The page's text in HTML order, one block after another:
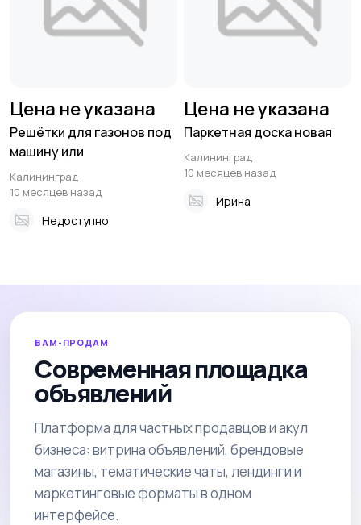
Цена не указана
Решётки для газонов под
машину или
Калининград
10 месяцев назад
Недоступно
Цена не указана
Паркетная доска новая
Калининград
10 месяцев назад
Ирина
ВАМ-ПРОДАМ
Современная площадка
объявлений
Платформа для частных продавцов и акул
бизнеса: витрина объявлений, брендовые
магазины, тематические чаты, лендинги и
маркетинговые форматы в одном
интерфейсе.